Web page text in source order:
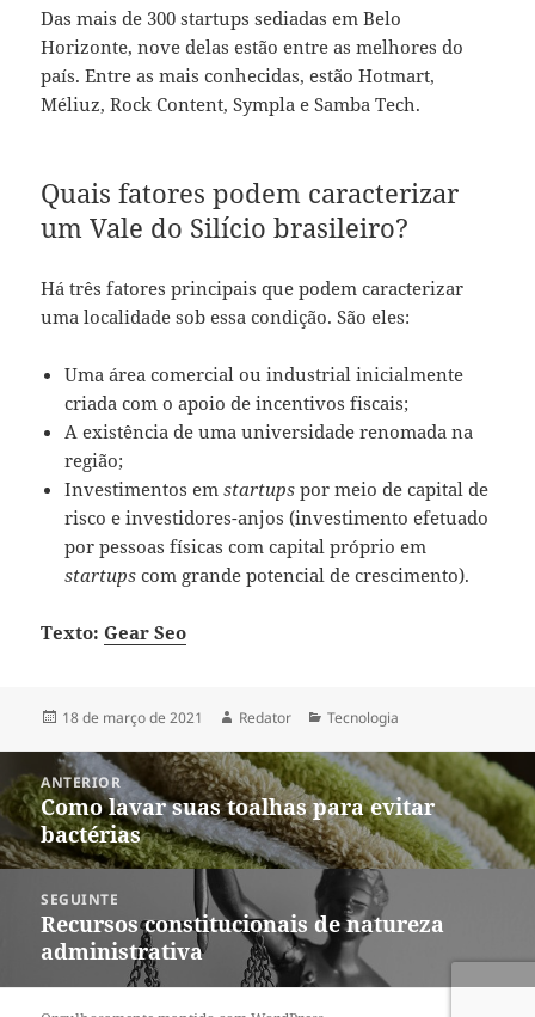
Das mais de 300 startups sediadas em Belo
Horizonte, nove delas estão entre as melhores do
país. Entre as mais conhecidas, estão Hotmart,
Méliuz, Rock Content, Sympla e Samba Tech.
Quais fatores podem caracterizar
um Vale do Silício brasileiro?
Há três fatores principais que podem caracterizar
uma localidade sob essa condição. São eles:
Uma área comercial ou industrial inicialmente
criada com o apoio de incentivos fiscais;
A existência de uma universidade renomada na
região;
Investimentos emstartups por meio de capital de
risco e investidores-anjos (investimento efetuado
por pessoas físicas com capital próprio em
startups com grande potencial de crescimento).
Texto:Gear Seo
Publicado
18 de março de 2021 Autor
Redator Categorias
Tecnologia
Navegação
de
Post
ANTERIOR
Post
anterior:
Como lavar suas toalhas para evitar
bactérias
SEGUINTE
Próximo
post:
Recursos constitucionais de natureza
administrativa